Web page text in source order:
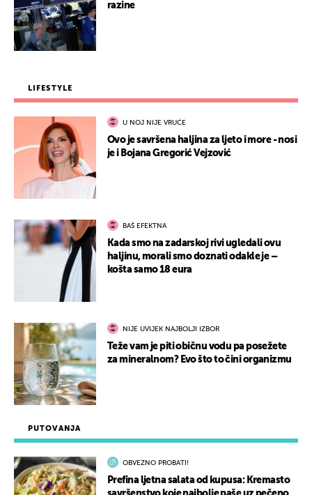
PUTOVANJA
OBVEZNO PROBATI!
Prefina ljetna salata od kupusa: Kremasto
razine
LIFESTYLE
U NOJ NIJE VRUĆE
Ovo je savršena haljina za ljeto i more - nosi
je i Bojana Gregorić Vejzović
BAŠ EFEKTNA
Kada smo na zadarskoj rivi ugledali ovu
haljinu, morali smo doznati odakle je –
košta samo 18 eura
NIJE UVIJEK NAJBOLJI IZBOR
Teže vam je piti običnu vodu pa posežete
za mineralnom? Evo što to čini organizmu